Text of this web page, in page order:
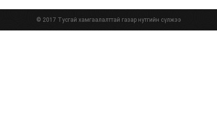
© 2017 Тусгай хамгаалалттай газар нутгийн сүлжээ